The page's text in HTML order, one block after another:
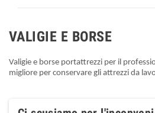
VALIGIE E BORSE
Valigie e borse portattrezzi per il
migliore per conservare gli attrezzi da